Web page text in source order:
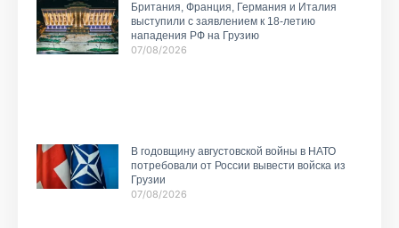
Британия, Франция, Германия и Италия
выступили с заявлением к 18-летию
нападения РФ на Грузию
07/08/2026
В годовщину августовской войны в НАТО
потребовали от России вывести войска из
Грузии
07/08/2026